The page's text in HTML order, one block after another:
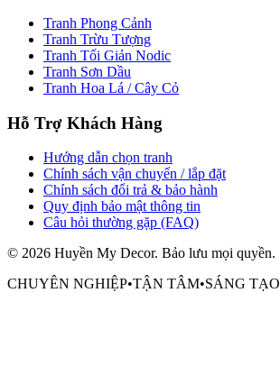
Tranh Phong Cảnh
Tranh Trừu Tượng
Tranh Tối Giản Nodic
Tranh Sơn Dầu
Tranh Hoa Lá / Cây Cỏ
Hỗ Trợ Khách Hàng
Hướng dẫn chọn tranh
Chính sách vận chuyển / lắp đặt
Chính sách đổi trả & bảo hành
Quy định bảo mật thông tin
Câu hỏi thường gặp (FAQ)
© 2026 Huyền My Decor. Bảo lưu mọi quyền.
CHUYÊN NGHIỆP•TẬN TÂM•SÁNG TẠO